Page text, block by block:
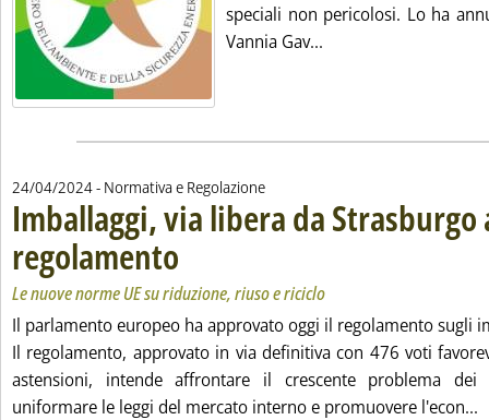
speciali non pericolosi. Lo ha
Vannia Gav...
24/04/2024- Normativa e Regolazione
Imballaggi, via libera da Strasburgo
regolamento . Sottotitolo: Le nuove norme UE su riduzione, riuso e riciclo
Le nuove norme UE su riduzione, riuso e riciclo
Il parlamento europeo ha approvato oggi il regolamento sugli
Il regolamento, approvato in via definitiva con 476 voti
astensioni, intende affrontare il crescente problema
uniformare le leggi del mercato interno e promuovere l'econ...